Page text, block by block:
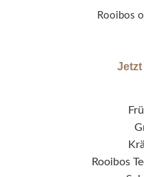
Rooibos
Rooibos